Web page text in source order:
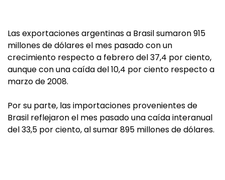
Las exportaciones argentinas a Brasil sumaron 915
millones de dólares el mes pasado con un
crecimiento respecto a febrero del 37,4 por ciento,
aunque con una caída del 10,4 por ciento respecto a
marzo de 2008.
Por su parte, las importaciones provenientes de
Brasil reflejaron el mes pasado una caída interanual
del 33,5 por ciento, al sumar 895 millones de dólares.